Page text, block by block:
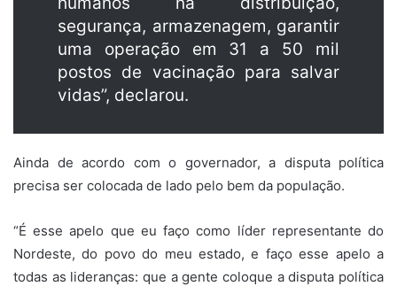
segurança, armazenagem, garantir
uma operação em 31 a 50 mil
postos de vacinação para salvar
vidas”, declarou.
Ainda de acordo com o governador, a disputa política
precisa ser colocada de lado pelo bem da população.
“É esse apelo que eu faço como líder representante do
Nordeste, do povo do meu estado, e faço esse apelo a
todas as lideranças: que a gente coloque a disputa política